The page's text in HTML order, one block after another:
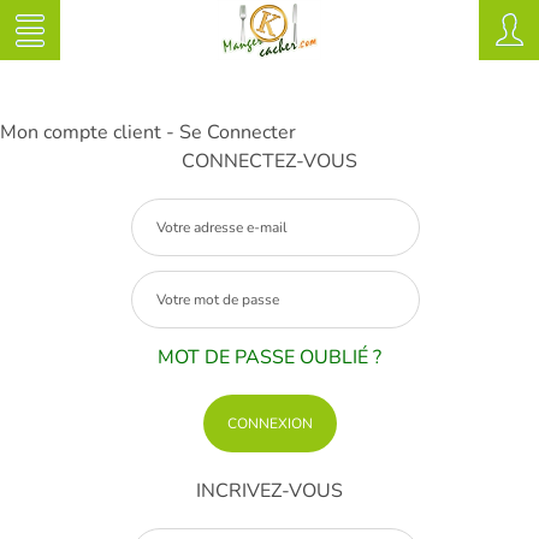
Mon compte client - Se Connecter
CONNECTEZ-VOUS
MOT DE PASSE OUBLIÉ ?
INCRIVEZ-VOUS